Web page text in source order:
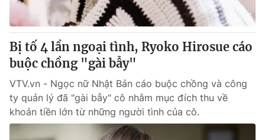
Bị tố 4 lần ngoại tình, Ryoko Hirosue cáo
buộc chồng "gài bẫy"
VTV.vn - Ngọc nữ Nhật Bản cáo buộc chồng và công
ty quản lý đã "gài bẫy" cô nhằm mục đích thu về
khoản tiền lớn từ những người tình của cô.